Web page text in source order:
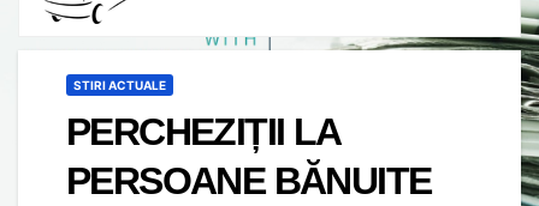
STIRI ACTUALE
PERCHEZIȚII LA
PERSOANE BĂNUITE